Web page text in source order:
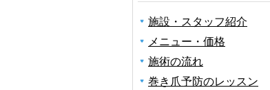
施設・スタッフ紹介
メニュー・価格
施術の流れ
巻き爪予防のレッスン